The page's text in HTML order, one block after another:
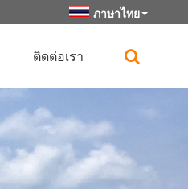
ภาษาไทย
ติดต่อเรา